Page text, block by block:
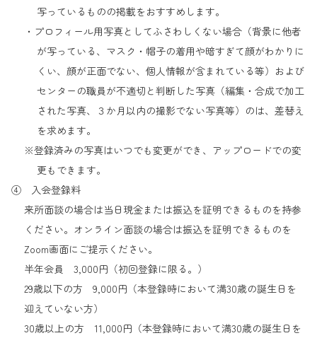
写っているものの掲載をおすすめします。
・プロフィール用写真としてふさわしくない場合（背景に他者
が写っている、マスク・帽子の着用や暗すぎて顔がわかりに
くい、顔が正面でない、個人情報が含まれている等）および
センターの職員が不適切と判断した写真（編集・合成で加工
された写真、３か月以内の撮影でない写真等）のは、差替え
を求めます。
※登録済みの写真はいつでも変更ができ、アップロードでの変
更もできます。
④ 入会登録料
来所面談の場合は当日現金または振込を証明できるものを持参
ください。オンライン面談の場合は振込を証明できるものを
Zoom画面にご提示ください。
半年会員 3,000円（初回登録に限る。）
29歳以下の方 9,000円（本登録時において満30歳の誕生日を
迎えていない方）
30歳以上の方 11,000円（本登録時において満30歳の誕生日を